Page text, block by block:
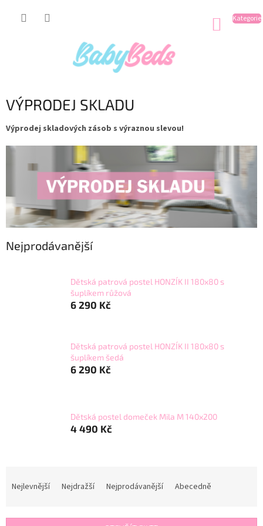
VÝPRODEJ SKLADU
Výprodej skladových zásob s výraznou slevou!
Nejprodávanější
Dětská patrová postel HONZÍK II 180x80 s
šuplíkem růžová
6 290 Kč
Dětská patrová postel HONZÍK II 180x80 s
šuplíkem šedá
6 290 Kč
Dětská postel domeček Mila M 140x200
4 490 Kč
Nejlevnější Nejdražší Nejprodávanější Abecedně